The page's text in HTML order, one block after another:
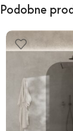
Podobne